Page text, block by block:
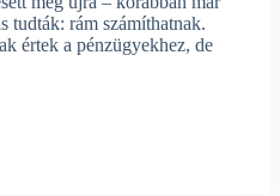
tudták: rám számíthatnak.
értek a pénzügyekhez, de